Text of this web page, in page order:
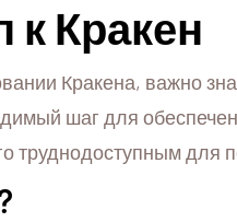
к Кракен
Кракена, важно
шаг для
труднодоступным для